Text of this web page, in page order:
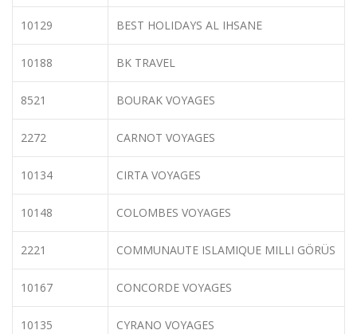
10129 BEST HOLIDAYS AL IHSANE
10188 BK TRAVEL
8521 BOURAK VOYAGES
2272 CARNOT VOYAGES
10134 CIRTA VOYAGES
10148 COLOMBES VOYAGES
2221 COMMUNAUTE ISLAMIQUE MILLI GÖRÜS
10167 CONCORDE VOYAGES
10135 CYRANO VOYAGES